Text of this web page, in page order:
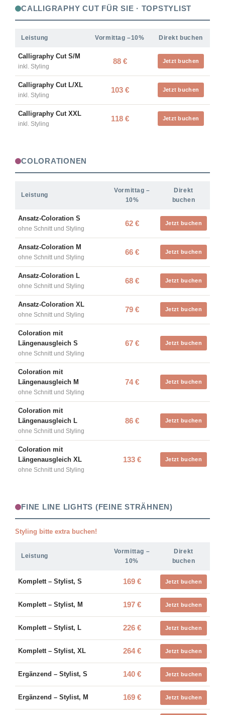
CALLIGRAPHY CUT FÜR SIE · TOPSTYLIST
Leistung Vormittag –10% Direkt buchen
Calligraphy Cut S/M
inkl. Styling
88 € Jetzt buchen
Calligraphy Cut L/XL
inkl. Styling
103 € Jetzt buchen
Calligraphy Cut XXL
inkl. Styling
118 € Jetzt buchen
COLORATIONEN
Leistung
Vormittag –
10%
Direkt
buchen
Ansatz-Coloration S
ohne Schnitt und Styling
62 € Jetzt buchen
Ansatz-Coloration M
ohne Schnitt und Styling
66 € Jetzt buchen
Ansatz-Coloration L
ohne Schnitt und Styling
68 € Jetzt buchen
Ansatz-Coloration XL
ohne Schnitt und Styling
79 € Jetzt buchen
Coloration mit
Längenausgleich S
ohne Schnitt und Styling
67 € Jetzt buchen
Coloration mit
Längenausgleich M
ohne Schnitt und Styling
74 € Jetzt buchen
Coloration mit
Längenausgleich L
ohne Schnitt und Styling
86 € Jetzt buchen
Coloration mit
Längenausgleich XL
ohne Schnitt und Styling
133 € Jetzt buchen
FINE LINE LIGHTS (FEINE STRÄHNEN)
Styling bitte extra buchen!
Leistung
Vormittag –
10%
Direkt
buchen
Komplett – Stylist, S 169 € Jetzt buchen
Komplett – Stylist, M 197 € Jetzt buchen
Komplett – Stylist, L 226 € Jetzt buchen
Komplett – Stylist, XL 264 € Jetzt buchen
Ergänzend – Stylist, S 140 € Jetzt buchen
Ergänzend – Stylist, M 169 € Jetzt buchen